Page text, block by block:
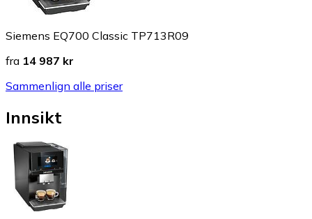
Siemens EQ700 Classic TP713R09
fra 14 987 kr
Sammenlign alle priser
Innsikt